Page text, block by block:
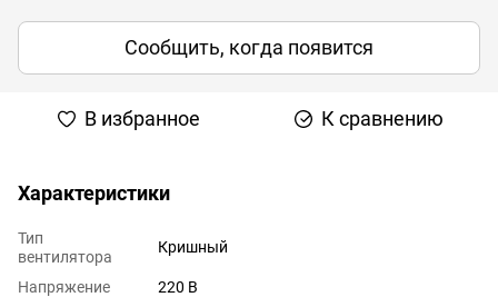
Сообщить, когда появится
В избранное К сравнению
Характеристики
Тип
вентилятора
Кришный
Напряжение
220 В